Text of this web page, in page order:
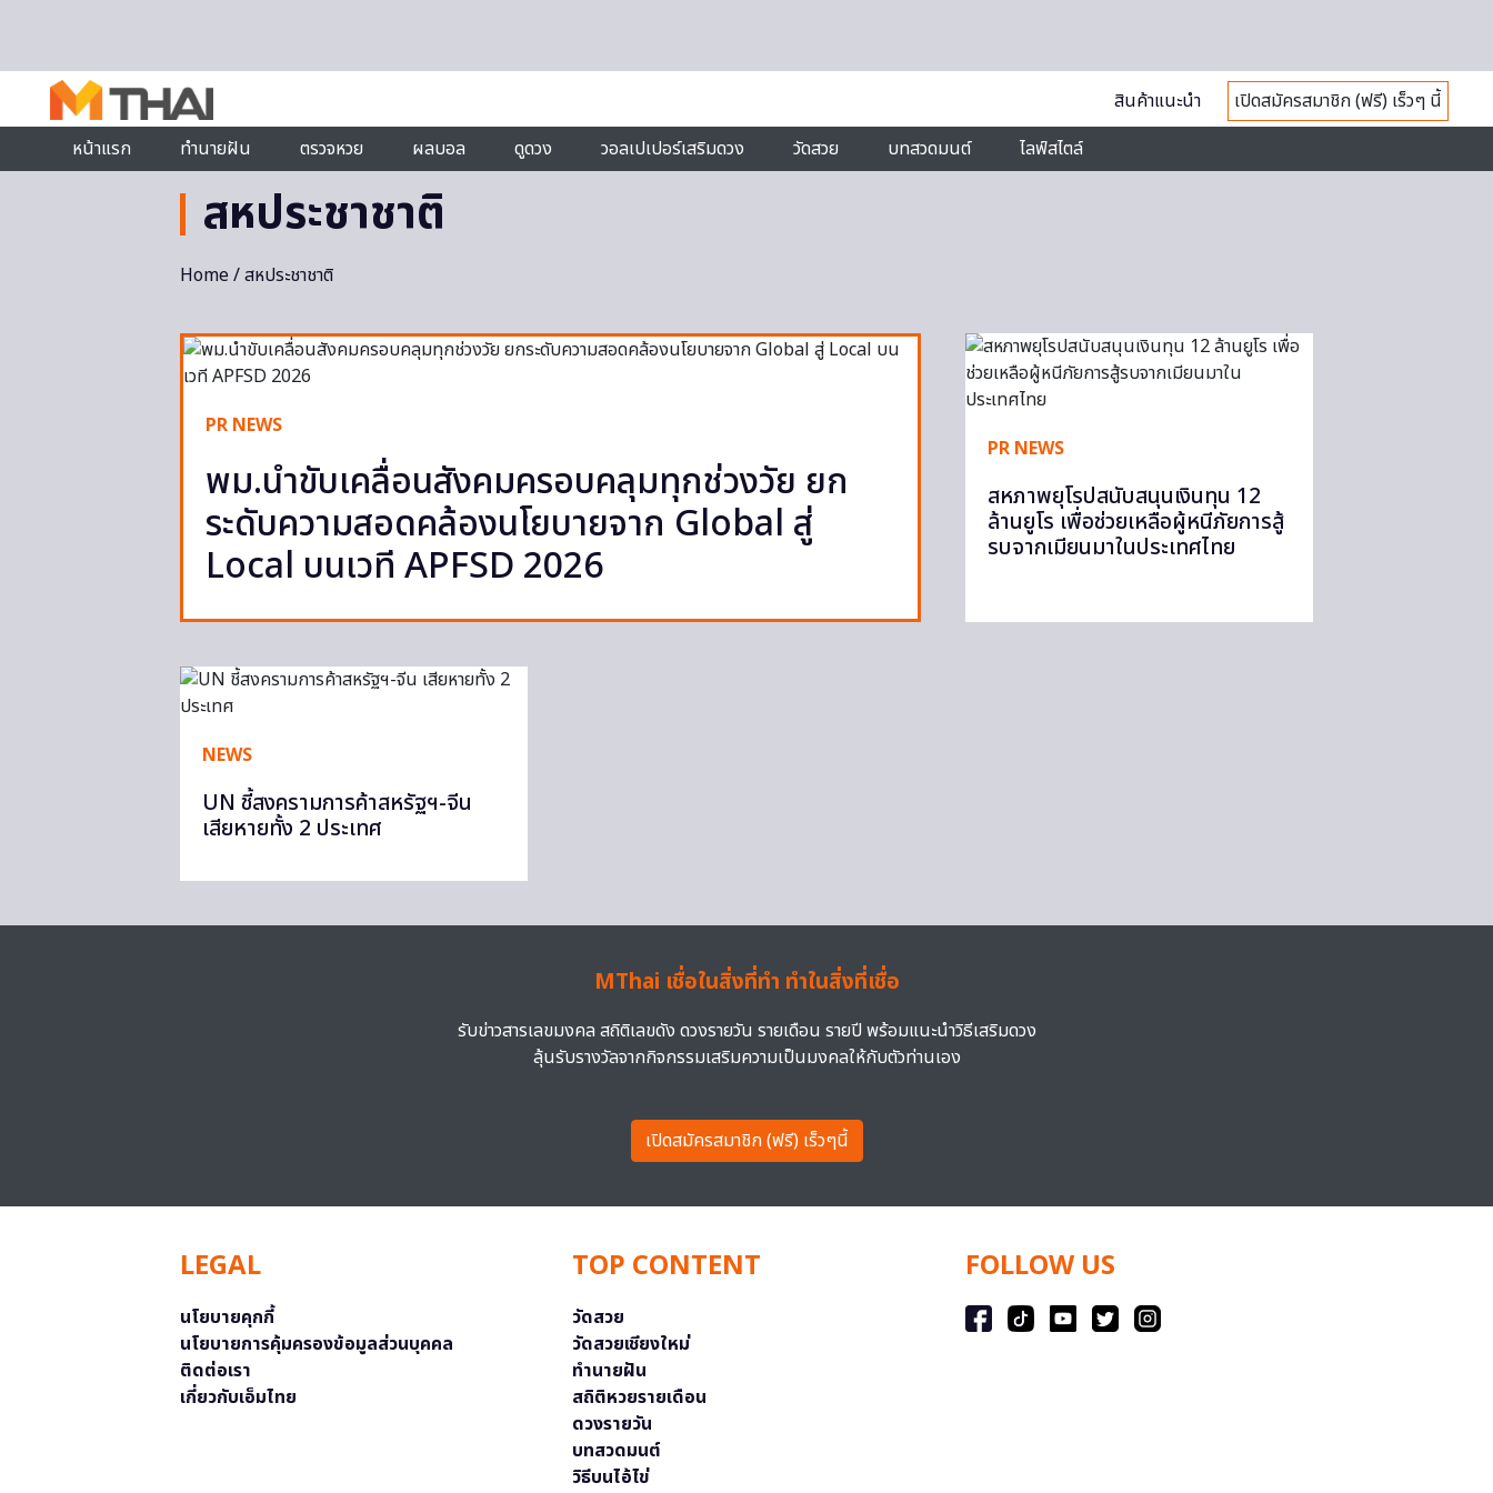
สินค้าแนะนำ
เปิดสมัครสมาชิก (ฟรี) เร็วๆ นี้
หน้าแรก
ทำนายฝัน ตรวจหวย ผลบอล ดูดวง วอลเปเปอร์เสริมดวง วัดสวย บทสวดมนต์ ไลฟ์สไตล์
สหประชาชาติ
Home/ สหประชาชาติ
PR NEWS
พม.นำขับเคลื่อนสังคมครอบคลุมทุกช่วงวัย ยก
ระดับความสอดคล้องนโยบายจาก Global สู่
Local บนเวที APFSD 2026
PR NEWS
สหภาพยุโรปสนับสนุนเงินทุน 12
ล้านยูโร เพื่อช่วยเหลือผู้หนีภัยการสู้
รบจากเมียนมาในประเทศไทย
NEWS
UN ชี้สงครามการค้าสหรัฐฯ-จีน
เสียหายทั้ง 2 ประเทศ
MThai เชื่อในสิ่งที่ทำ ทำในสิ่งที่เชื่อ
รับข่าวสารเลขมงคล สถิติเลขดัง ดวงรายวัน รายเดือน รายปี พร้อมแนะนำวิธีเสริมดวง
ลุ้นรับรางวัลจากกิจกรรมเสริมความเป็นมงคลให้กับตัวท่านเอง
เปิดสมัครสมาชิก (ฟรี) เร็วๆนี้
LEGAL
นโยบายคุกกี้
นโยบายการคุ้มครองข้อมูลส่วนบุคคล
ติดต่อเรา
เกี่ยวกับเอ็มไทย
TOP CONTENT
วัดสวย
วัดสวยเชียงใหม่
ทำนายฝัน
สถิติหวยรายเดือน
ดวงรายวัน
บทสวดมนต์
วิธีบนไอ้ไข่
FOLLOW US